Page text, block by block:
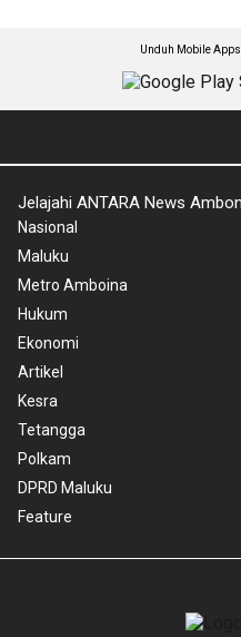
Unduh Mobile
Jelajahi ANTARA News
Nasional
Maluku
Metro Amboina
Hukum
Ekonomi
Artikel
Kesra
Tetangga
Polkam
DPRD Maluku
Feature